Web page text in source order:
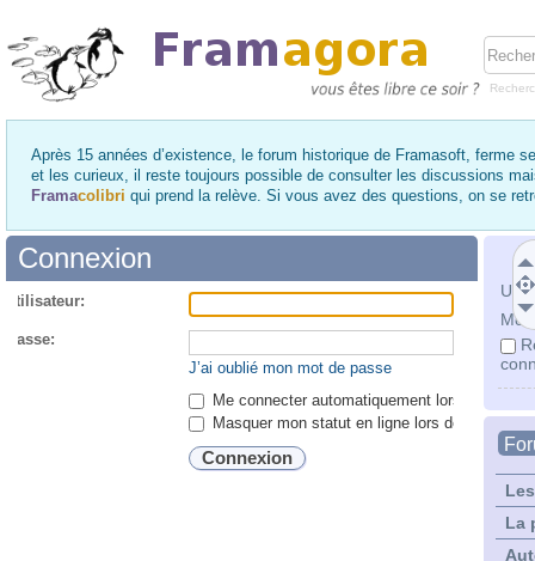
Après 15 années d’existence, le forum historique de Framasoft, ferme
et les curieux, il reste toujours possible de consulter les discussions
Framacolibri qui prend la relève. Si vous avez des questions, on se
Mot
La
Connexion
passe:
J’ai oublié mon mot de passe
Me connecter automatiquement lors de
Masquer mon statut en ligne lors de cette